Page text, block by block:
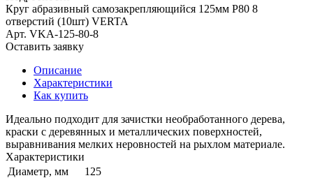
Круг абразивный самозакрепляющийся 125мм Р80 8
отверстий (10шт) VERTA
Арт. VKA-125-80-8
Оставить заявку
Описание
Характеристики
Как купить
Идеально подходит для зачистки необработанного дерева,
краски с деревянных и металлических поверхностей,
выравнивания мелких неровностей на рыхлом материале.
Характеристики
Диаметр, мм
125